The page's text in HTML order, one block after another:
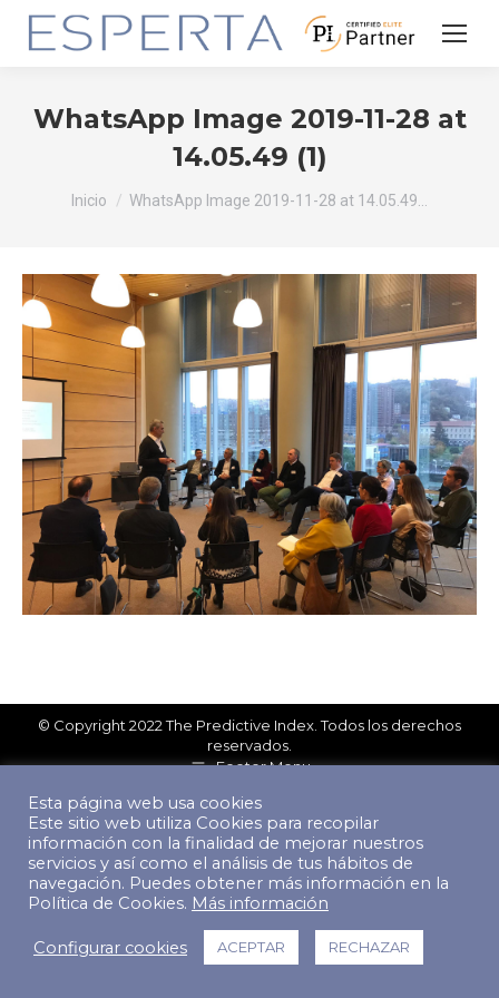
WhatsApp Image 2019-11-28 at
14.05.49 (1)
Estás aquí:
Inicio WhatsApp Image 2019-11-28 at 14.05.49…
© Copyright 2022 The Predictive Index. Todos los derechos
reservados.
Footer Menu
Esta página web usa cookies
Este sitio web utiliza Cookies para recopilar
información con la finalidad de mejorar nuestros
servicios y así como el análisis de tus hábitos de
navegación. Puedes obtener más información en la
Política de Cookies. Más información
Configurar cookies ACEPTAR RECHAZAR